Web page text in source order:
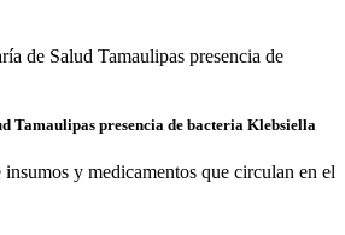
de Salud Tamaulipas presencia de
Tamaulipas presencia de bacteria Klebsiella
y medicamentos que circulan en el